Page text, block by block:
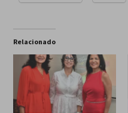
Relacionado